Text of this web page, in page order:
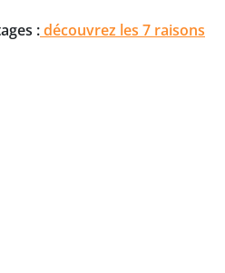
:découvrez les 7 raisons